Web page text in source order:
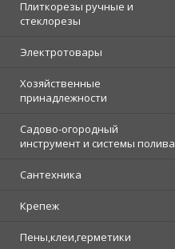
Плиткорезы ручные и
стеклорезы
Электротовары
Хозяйственные
принадлежности
Садово-огородный
инструмент и системы полива
Сантехника
Крепеж
Пены,клеи,герметики